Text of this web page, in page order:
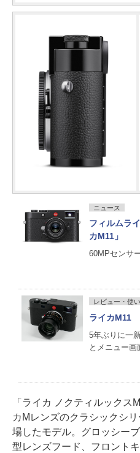
ニュース
フィルムラ
カM11」
60MPセンサ
レビュー・使
ライカM11
5年ぶりに一
とメニュー画
「ライカ ノクティルックス
カMレンズのクラシックシ
場したモデル。グロッシー
型レンズフード、フロント